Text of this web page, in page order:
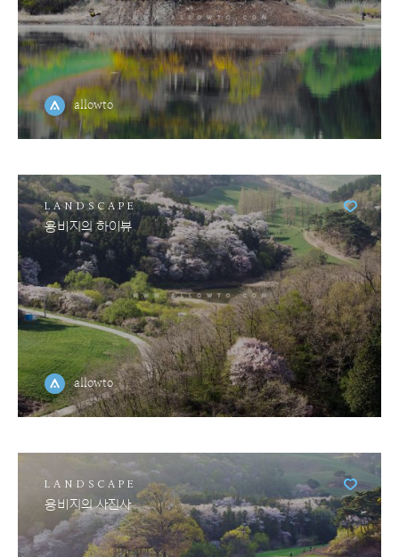
allowto
LANDSCAPE
용비지의 하이뷰
allowto
LANDSCAPE
용비지의 사진사